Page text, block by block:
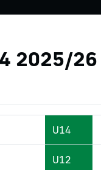
2025/26
U14
U12